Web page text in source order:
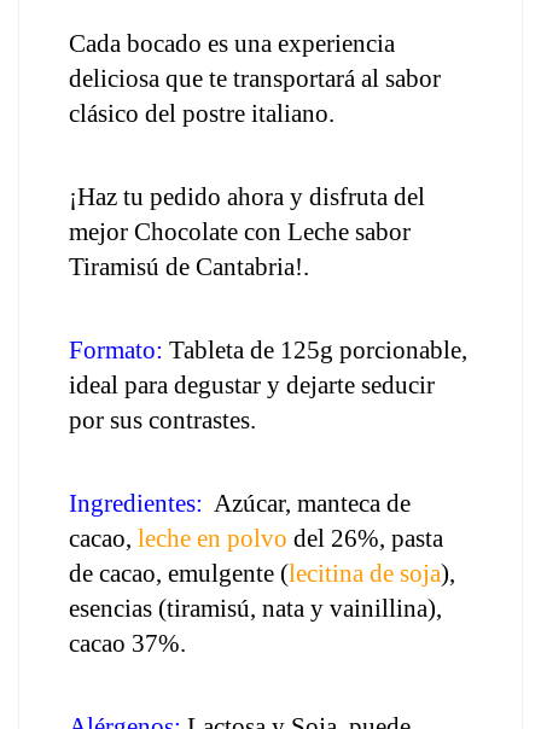
Cada bocado es una experiencia
deliciosa que te transportará al sabor
clásico del postre italiano.
¡Haz tu pedido ahora y disfruta del
mejor Chocolate con Leche sabor
Tiramisú de Cantabria!.
Formato: Tableta de 125g porcionable,
ideal para degustar y dejarte seducir
por sus contrastes.
Ingredientes: Azúcar, manteca de
cacao, leche en polvo del 26%, pasta
de cacao, emulgente (lecitina de soja),
esencias (tiramisú, nata y vainillina),
cacao 37%.